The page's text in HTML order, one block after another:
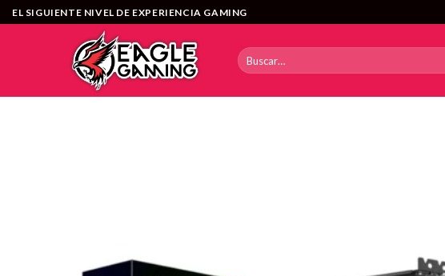
Saltar
al
EL SIGUIENTE NIVEL DE EXPERIENCIA GAMING
Buscar
por: